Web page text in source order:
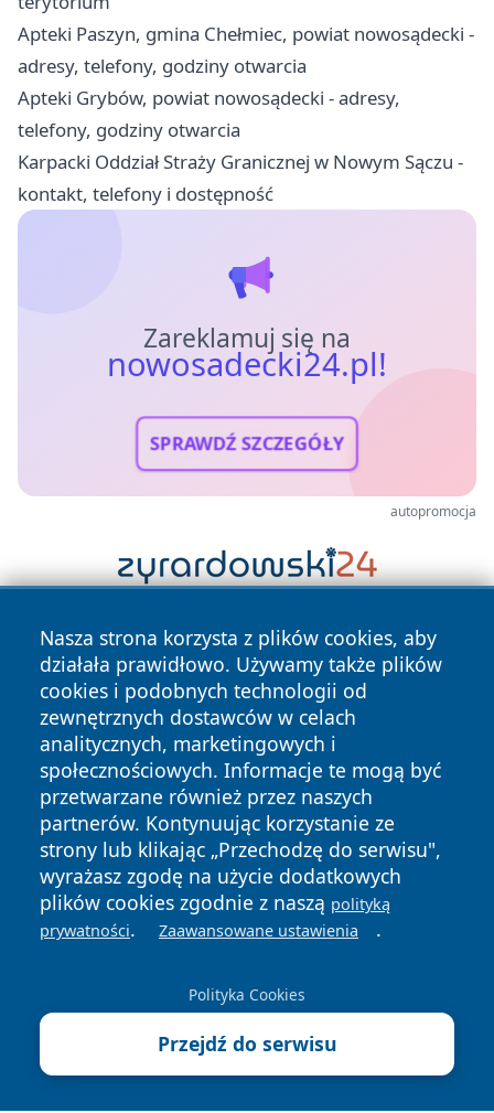
Apteki Paszyn, gmina Chełmiec, powiat nowosądecki -
adresy, telefony, godziny otwarcia
Apteki Grybów, powiat nowosądecki - adresy,
telefony, godziny otwarcia
Karpacki Oddział Straży Granicznej w Nowym Sączu -
kontakt, telefony i dostępność
Zareklamuj się na
nowosadecki24.pl!
SPRAWDŹ SZCZEGÓŁY
autopromocja
Nasza strona korzysta z plików cookies, aby
działała prawidłowo. Używamy także plików
cookies i podobnych technologii od
zewnętrznych dostawców w celach
analitycznych, marketingowych i
społecznościowych. Informacje te mogą być
przetwarzane również przez naszych
partnerów. Kontynuując korzystanie ze
strony lub klikając „Przechodzę do serwisu",
wyrażasz zgodę na użycie dodatkowych
plików cookies zgodnie z naszą polityką
prywatności. Zaawansowane ustawienia .
Polityka Cookies
Przejdź do serwisu
Copyright © 2026 nowosadecki24.pl Wszystkie prawa
zastrzeżone.
News Autorzy
Polityka
Prywatności
Polityka
Cookies